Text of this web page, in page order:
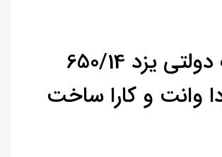
لاستیک دولتی یزد 650/14
وانت و کارا ساخت